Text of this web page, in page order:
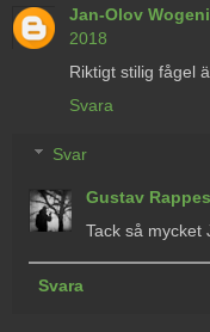
Jan-Olov
2018
Riktigt stilig fågel
Svara
Svar
Gustav
Tack så mycket
Svara